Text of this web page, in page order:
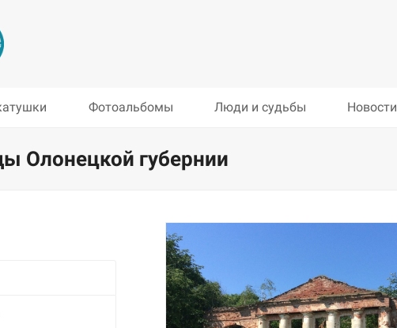
Фотоальбомы Люди и судьбы Новости
Олонецкой губернии